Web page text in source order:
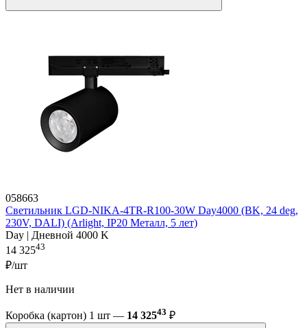
058663
Светильник LGD-NIKA-4TR-R100-30W Day4000 (BK, 24 deg,
230V, DALI) (Arlight, IP20 Металл, 5 лет)
Day | Дневной 4000 K
14 32543
₽/шт
Нет в наличии
Коробка (картон) 1 шт — 14 32543 ₽